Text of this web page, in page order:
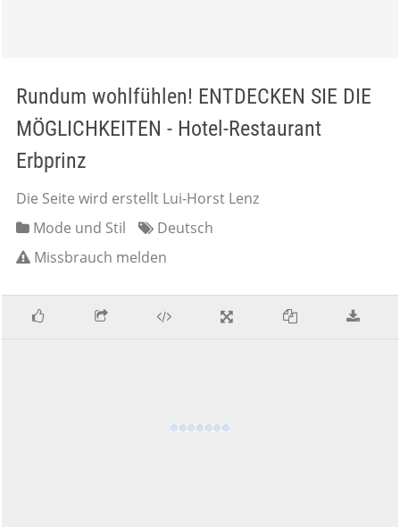
Rundum wohlfühlen! ENTDECKEN SIE DIE
MÖGLICHKEITEN - Hotel-Restaurant
Erbprinz
Die Seite wird erstellt Lui-Horst Lenz
Mode und Stil
Deutsch
Missbrauch melden